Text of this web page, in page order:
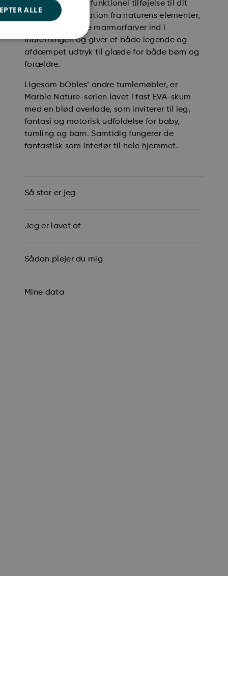
en smuk og multifunktionel tilføjelse til dit
hjem. Med inspiration fra naturens elementer,
smelter de varme marmorfarver ind i
indretningen og giver et både legende og
afdæmpet udtryk til glæde for både børn og
forældre.
Ligesom bObles’ andre tumlemøbler, er
Marble Nature-serien lavet i fast EVA-skum
med en blød overlade, som inviterer til leg,
fantasi og motorisk udfoldelse for baby,
tumling og barn. Samtidig fungerer de
fantastisk som interiør til hele hjemmet.
Så stor er jeg
Jeg er lavet af
Sådan plejer du mig
Mine data
ALLE